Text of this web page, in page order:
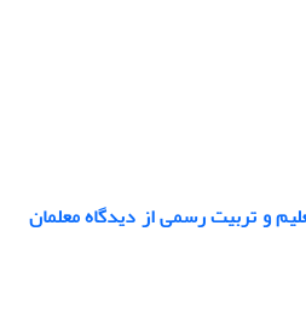
و تربیت رسمی از دیدگاه معلمان